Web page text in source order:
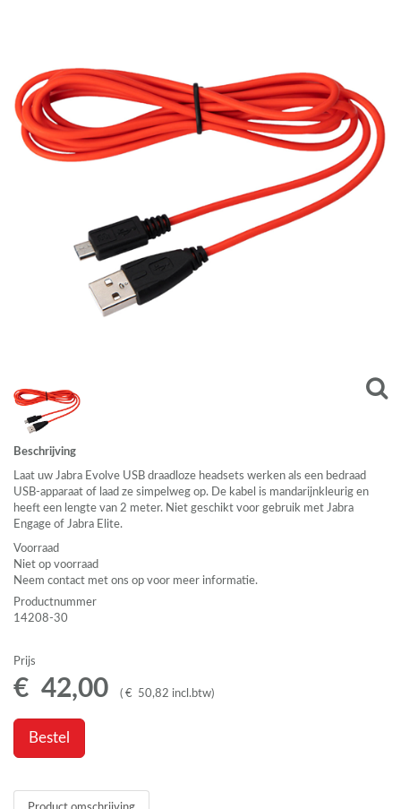
Beschrijving
Laat uw Jabra Evolve USB draadloze headsets werken als een bedraad
USB-apparaat of laad ze simpelweg op. De kabel is mandarijnkleurig en
heeft een lengte van 2 meter. Niet geschikt voor gebruik met Jabra
Engage of Jabra Elite.
Voorraad
Niet op voorraad
Neem contact met ons op voor meer informatie.
Productnummer
14208-30
Prijs
€ 42,00 ( € 50,82 incl.btw)
Bestel